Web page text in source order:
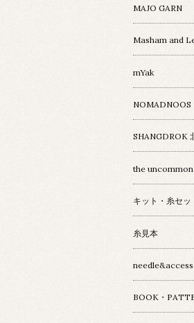
MAJO GARN
Masham and
mYak
NOMADNOOS
SHANGDROK
the
キット・糸セッ
糸見本
BOOK・